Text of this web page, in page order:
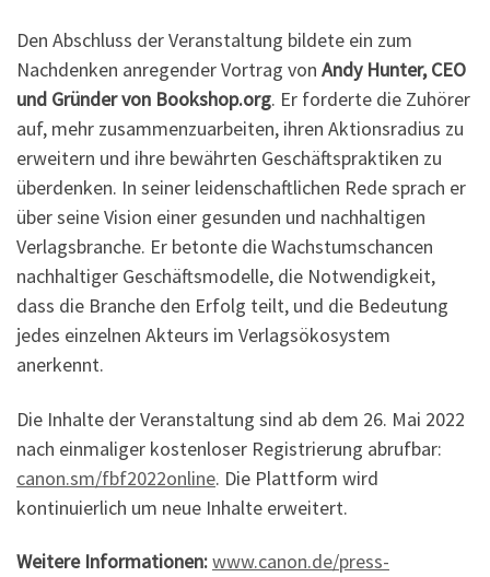
Den Abschluss der Veranstaltung bildete ein zum
Nachdenken anregender Vortrag von Andy Hunter, CEO
und Gründer von Bookshop.org. Er forderte die Zuhörer
auf, mehr zusammenzuarbeiten, ihren Aktionsradius zu
erweitern und ihre bewährten Geschäftspraktiken zu
überdenken. In seiner leidenschaftlichen Rede sprach er
über seine Vision einer gesunden und nachhaltigen
Verlagsbranche. Er betonte die Wachstumschancen
nachhaltiger Geschäftsmodelle, die Notwendigkeit,
dass die Branche den Erfolg teilt, und die Bedeutung
jedes einzelnen Akteurs im Verlagsökosystem
anerkennt.
Die Inhalte der Veranstaltung sind ab dem 26. Mai 2022
nach einmaliger kostenloser Registrierung abrufbar:
canon.sm/fbf2022online. Die Plattform wird
kontinuierlich um neue Inhalte erweitert.
Weitere Informationen:www.canon.de/press-